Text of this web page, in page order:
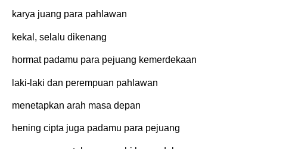
karya juang para pahlawan
kekal, selalu dikenang
hormat padamu para pejuang kemerdekaan
laki-laki dan perempuan pahlawan
menetapkan arah masa depan
hening cipta juga padamu para pejuang